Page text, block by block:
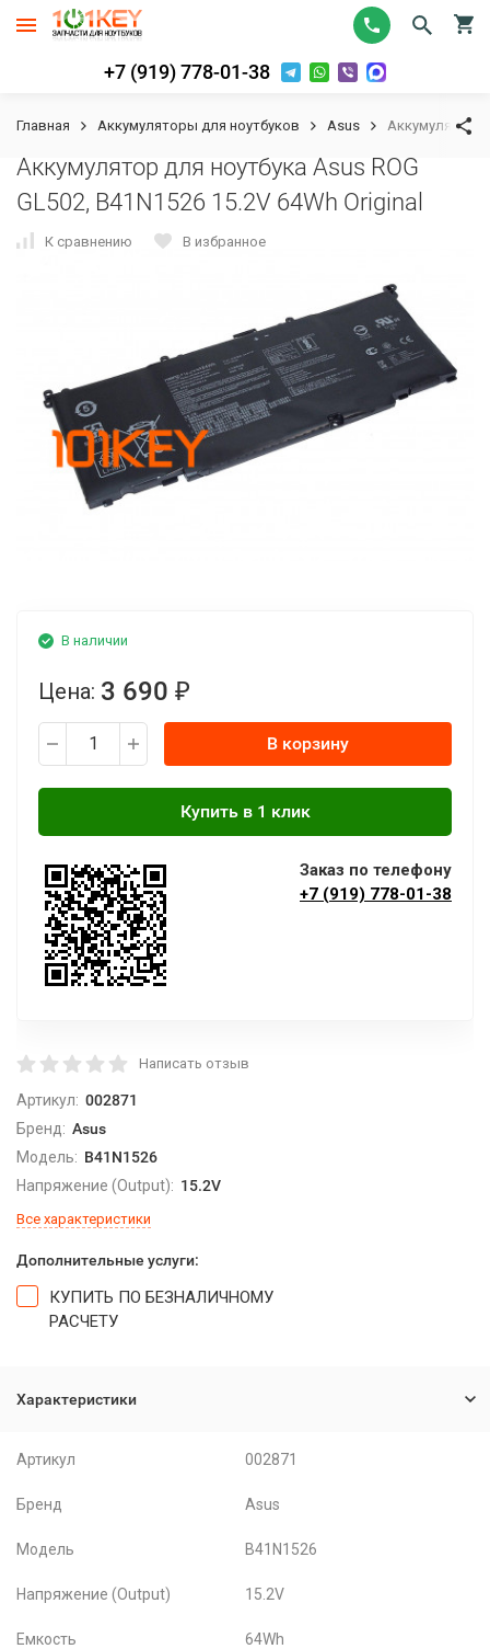
+7 (919) 778-01-38
Главная Аккумуляторы для ноутбуков Asus Аккумулятор
Аккумулятор для ноутбука Asus ROG
GL502, B41N1526 15.2V 64Wh Original
К сравнению В избранное
В наличии
Цена: 3 690 ₽
В корзину
Заказ по телефону
+7 (919) 778-01-38
Написать отзыв
Артикул: 002871
Бренд: Asus
Модель: B41N1526
Напряжение (Output): 15.2V
Все характеристики
Дополнительные услуги:
КУПИТЬ ПО БЕЗНАЛИЧНОМУ
РАСЧЕТУ
Характеристики
Артикул 002871
Бренд Asus
Модель B41N1526
Напряжение (Output) 15.2V
Емкость 64Wh